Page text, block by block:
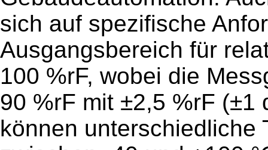
sich auf spezifische
Ausgangsbereich für
100 %rF, wobei die
90 %rF mit ±2,5 %rF (±1
können unterschiedliche